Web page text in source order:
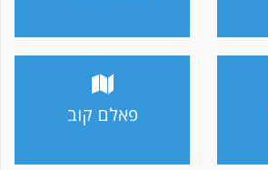
פאלם קוב